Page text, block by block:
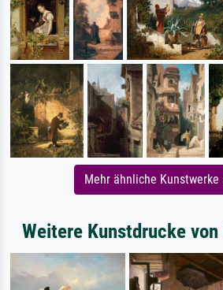
Mehr ähnliche Kunstwerke
Weitere Kunstdrucke